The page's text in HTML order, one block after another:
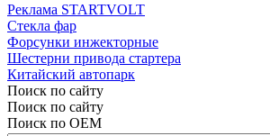
Реклама STARTVOLT
Стекла фар
Форсунки инжекторные
Шестерни привода стартера
Китайский автопарк
Поиск по сайту
Поиск по сайту
Поиск по ОЕМ